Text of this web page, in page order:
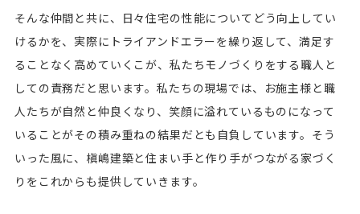
そんな仲間と共に、日々住宅の性能についてどう向上してい
けるかを、実際にトライアンドエラーを繰り返して、満足す
ることなく高めていくこが、私たちモノづくりをする職人と
しての責務だと思います。私たちの現場では、お施主様と職
人たちが自然と仲良くなり、笑顔に溢れているものになって
いることがその積み重ねの結果だとも自負しています。そう
いった風に、槇嶋建築と住まい手と作り手がつながる家づく
りをこれからも提供していきます。